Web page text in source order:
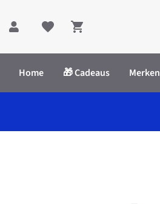
Shopping cart
Home 🎁 Cadeaus Merken